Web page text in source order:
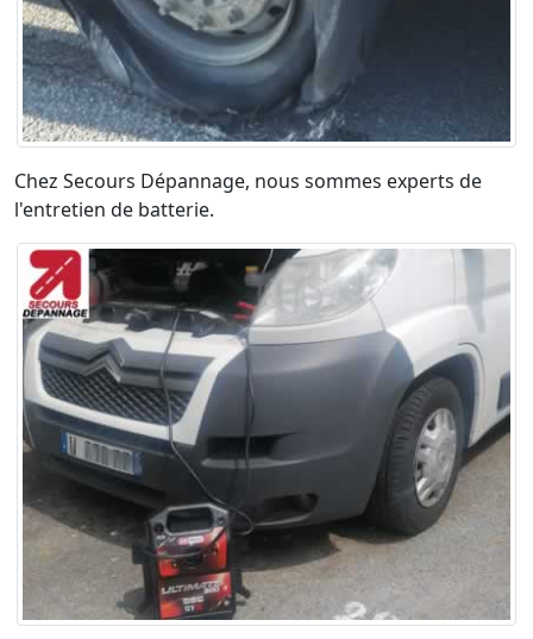
Chez Secours Dépannage, nous sommes experts de
l'entretien de batterie.